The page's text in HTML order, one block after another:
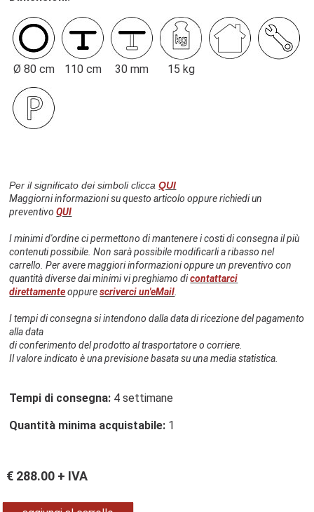
Ø 80 cm 110 cm 30 mm 15 kg
Per il significato dei simboli cliccaQUI
Maggiorni informazioni su questo articolo oppure richiedi un
preventivoQUI
I minimi d'ordine ci permettono di mantenere i costi di consegna il più
contenuti possibile. Non sarà possibile modificarli a ribasso nel
carrello. Per avere maggiori informazioni oppure un preventivo con
quantità diverse dai minimi vi preghiamo dicontattarci
direttamenteoppurescriverci un'eMail
I tempi di consegna si intendono dalla data di ricezione del pagamento
alla data
di conferimento del prodotto al trasportatore o corriere.
Il valore indicato è una previsione basata su una media statistica.
Tempi di consegna: 4 settimane
Quantità minima acquistabile: 1
€ 288.00 + IVA